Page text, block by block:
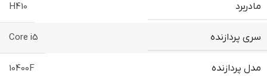
مادربرد H410
سری پردازنده Core i5
مدل پردازنده 10400F